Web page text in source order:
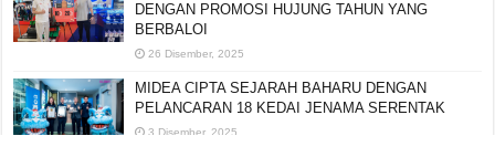
DENGAN PROMOSI HUJUNG TAHUN YANG
BERBALOI
26 Disember, 2025
MIDEA CIPTA SEJARAH BAHARU DENGAN
PELANCARAN 18 KEDAI JENAMA SERENTAK
3 Disember, 2025